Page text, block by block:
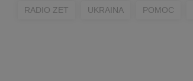
RADIO ZET UKRAINA POMOC